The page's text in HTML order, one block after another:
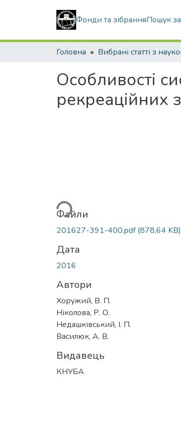
Фонди та зібранняПошук
Головна
Особливості
рекреаційних
Вантажиться...
Файли
201627-391-400.pdf(878,64 KB)
Дата
2016
Автори
Хоружий, В. П.
Ніколова, Р. О.
Недашківський, І. П.
Василюк, А. В.
Видавець
КНУБА